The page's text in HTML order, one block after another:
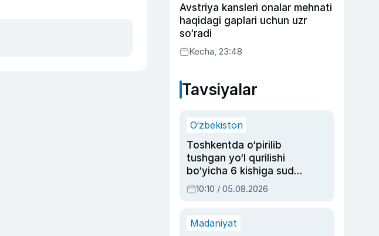
Avstriya kansleri onalar mehnati
haqidagi gaplari uchun uzr
so‘radi
Kecha, 23:48
Tavsiyalar
O‘zbekiston
Toshkentda o‘pirilib
tushgan yo‘l qurilishi
bo‘yicha 6 kishiga sud
hukmi o‘qildi
10:10 / 05.08.2026
Madaniyat